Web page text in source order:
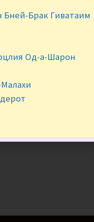
+
Бней-Брак Гиватаим
Од-а-Шарон